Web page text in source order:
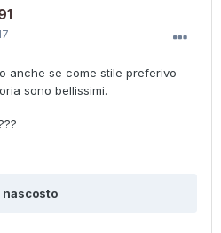
anche se come stile preferivo
sono bellissimi.
nascosto